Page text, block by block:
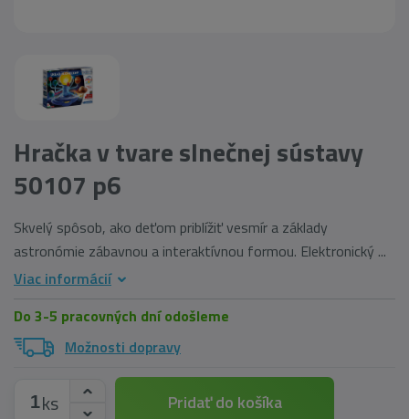
Hračka v tvare slnečnej sústavy
50107 p6
Skvelý spôsob, ako deťom priblížiť vesmír a základy
astronómie zábavnou a interaktívnou formou. Elektronický ...
Viac informácií
Do 3-5 pracovných dní odošleme
Možnosti dopravy
ks Pridať do košíka